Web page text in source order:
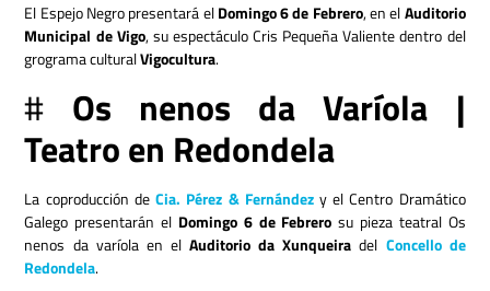
El Espejo Negro presentará elDomingo 6 de Febrero, en elAuditorio
Municipal de Vigo, su espectáculo Cris Pequeña Valiente dentro del
grograma culturalVigocultura.
# Os nenos da Varíola |
Teatro en Redondela
La coproducción deCia. Pérez & Fernándezy el Centro Dramático
Galego presentarán el Domingo 6 de Febrero su pieza teatral Os
nenos da varíola en el Auditorio da Xunqueira del Concello de
Redondela.